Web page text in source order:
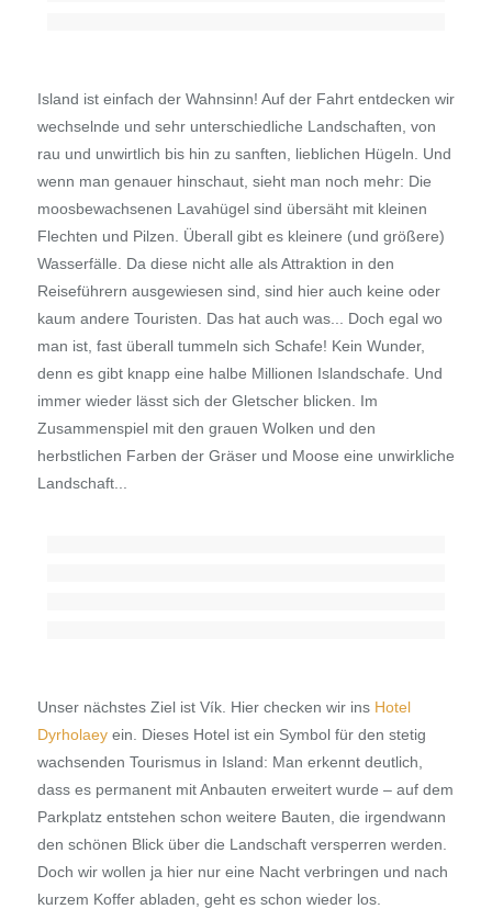
Island ist einfach der Wahnsinn! Auf der Fahrt entdecken wir
wechselnde und sehr unterschiedliche Landschaften, von
rau und unwirtlich bis hin zu sanften, lieblichen Hügeln. Und
wenn man genauer hinschaut, sieht man noch mehr: Die
moosbewachsenen Lavahügel sind übersäht mit kleinen
Flechten und Pilzen. Überall gibt es kleinere (und größere)
Wasserfälle. Da diese nicht alle als Attraktion in den
Reiseführern ausgewiesen sind, sind hier auch keine oder
kaum andere Touristen. Das hat auch was... Doch egal wo
man ist, fast überall tummeln sich Schafe! Kein Wunder,
denn es gibt knapp eine halbe Millionen Islandschafe. Und
immer wieder lässt sich der Gletscher blicken. Im
Zusammenspiel mit den grauen Wolken und den
herbstlichen Farben der Gräser und Moose eine unwirkliche
Landschaft...
Unser nächstes Ziel ist Vík. Hier checken wir ins Hotel
Dyrholaeyein. Dieses Hotel ist ein Symbol für den stetig
wachsenden Tourismus in Island: Man erkennt deutlich,
dass es permanent mit Anbauten erweitert wurde – auf dem
Parkplatz entstehen schon weitere Bauten, die irgendwann
den schönen Blick über die Landschaft versperren werden.
Doch wir wollen ja hier nur eine Nacht verbringen und nach
kurzem Koffer abladen, geht es schon wieder los.